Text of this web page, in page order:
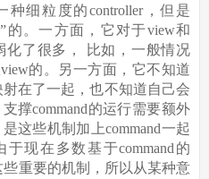
种细粒度的controller，但是
的。一方面，它对于view和
化了很多， 比如，一般情况
的。另一方面，它不知道
射在了一起，也不知道自己会
撑command的运行需要额外
这些机制加上command一起
于现在多数基于command的
重要的机制，所以从某种意